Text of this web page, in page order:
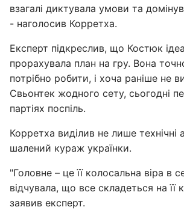
взагалі диктувала умови та
- наголосив Корретха.
Експерт підкреслив, що Костюк
прорахувала план на гру. Вона
потрібно робити, і хоча раніше не
Свьонтек жодного сету, сьогодні
партіях поспіль.
Корретха виділив не лише технічні
шалений кураж українки.
"Головне – це її колосальна віра в
відчувала, що все складеться на її
заявив експерт.